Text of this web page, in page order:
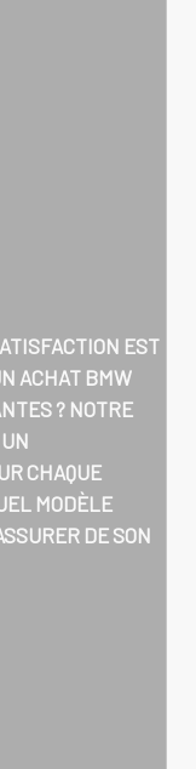
EST
ACHAT BMW
? NOTRE
CHAQUE
MODÈLE
DE SON